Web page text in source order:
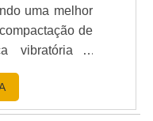
uma melhor
de
vibratória é
Britas; Areias;
dos